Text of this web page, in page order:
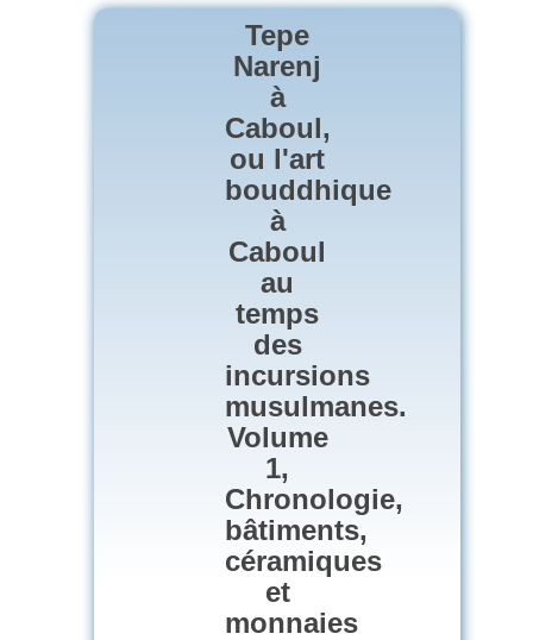
Tepe
Narenj
à
Caboul,
ou l'art
bouddhique
à
Caboul
au
temps
des
incursions
musulmanes.
Volume
1,
Chronologie,
bâtiments,
céramiques
et
monnaies